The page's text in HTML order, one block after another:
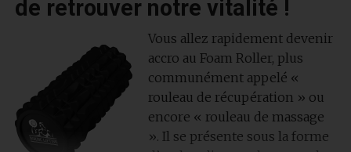
de retrouver notre vitalité !
Vous allez rapidement devenir
accro au Foam Roller, plus
communément appelé «
rouleau de récupération » ou
encore « rouleau de massage
». Il se présente sous la forme